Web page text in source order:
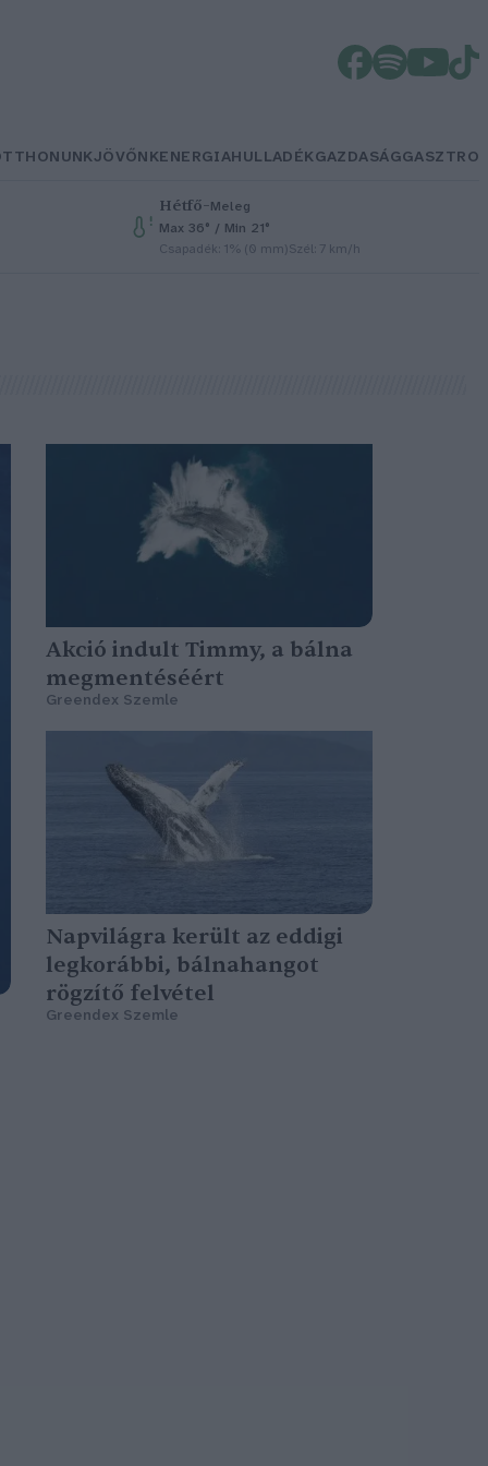
JÖVŐNKENERGIAHULLADÉKGAZDASÁGGASZTRO
Hétfő–Meleg
Max 36° / Min 21°
Csapadék: 1% (0 mm)Szél: 7 km/h
Akció indult Timmy, a bálna
megmentéséért
Greendex Szemle
Napvilágra került az eddigi
legkorábbi, bálnahangot
rögzítő felvétel
Greendex Szemle